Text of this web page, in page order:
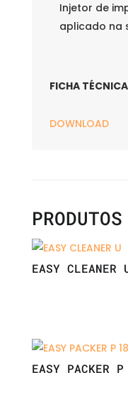
Injetor de
aplicado na
FICHA TÉCNICA
DOWNLOAD
EASY CLEANER
EASY PACKER